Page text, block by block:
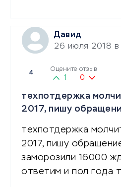
Давид
26 июля 2018 в
4
Оцените отзыв
1 0
техпотдержка
2017, пишу
техпотдержка
2017, пишу
заморозили 16000
ответим и пол года